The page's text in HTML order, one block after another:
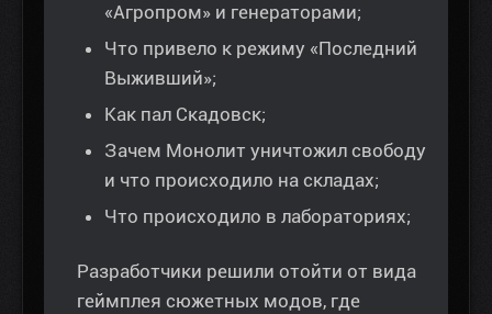
«Агропром» и генераторами;
Что привело к режиму «Последний
Выживший»;
Как пал Скадовск;
Зачем Монолит уничтожил свободу
и что происходило на складах;
Что происходило в лабораториях;
Разработчики решили отойти от вида
геймплея сюжетных модов, где